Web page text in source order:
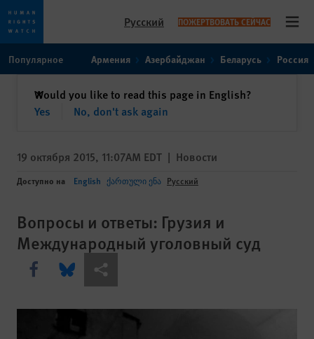
toto
content
Русский ПОЖЕРТВОВАТЬ СЕЙЧАС
Популярное Армения Азербайджан Беларусь Россия
Would you like to read this page in English?
Yes
No, don't ask again
✕закрыть
19 октября 2015, 11:07AM EDT | Новости
Доступно на English ქართული ენა Русский
Вопросы и ответы: Грузия и
Международный уголовный суд
Share this via Facebook
Share this via Bluesky
Share this via Поделиться